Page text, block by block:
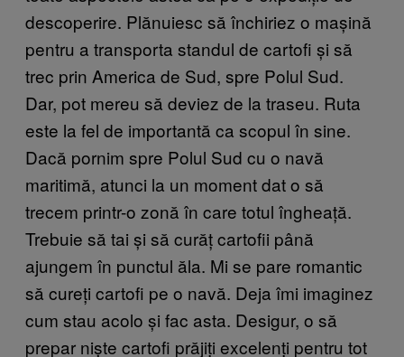
descoperire. Plănuiesc să închiriez o mașină
pentru a transporta standul de cartofi și să
trec prin America de Sud, spre Polul Sud.
Dar, pot mereu să deviez de la traseu. Ruta
este la fel de importantă ca scopul în sine.
Dacă pornim spre Polul Sud cu o navă
maritimă, atunci la un moment dat o să
trecem printr-o zonă în care totul îngheață.
Trebuie să tai și să curăț cartofii până
ajungem în punctul ăla. Mi se pare romantic
să cureți cartofi pe o navă. Deja îmi imaginez
cum stau acolo și fac asta. Desigur, o să
prepar niște cartofi prăjiți excelenți pentru tot